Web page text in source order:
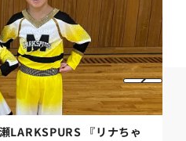
LARKSPURS 『リナちゃ